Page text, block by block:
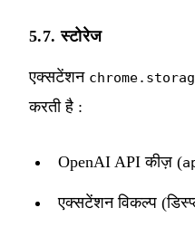
5.7. स्टोरेज
एक्सटेंशन
करती है :
OpenAI API कीज़ (
एक्सटेंशन विकल्प